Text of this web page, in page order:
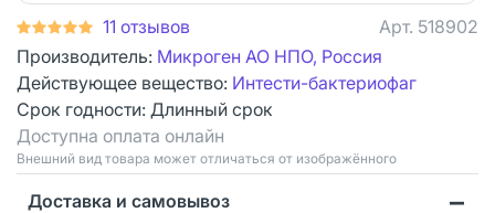
11 отзывов Арт. 518902
Производитель: Микроген АО НПО, Россия
Действующее вещество: Интести-бактериофаг
Срок годности: Длинный срок
Доступна оплата онлайн
Bнешний вид товара может отличаться от изображённого
Доставка и самовывоз